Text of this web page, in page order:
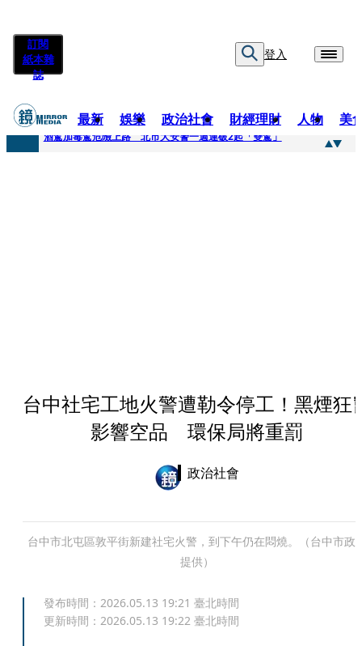
訂閱
紙本雜
誌
登入
最新 娛樂 政治社會 財經理財 人物 美
快訊
酒駕加毒駕危險上路 北市大安警一週連破2起「雙駕」
台中社宅工地火警遭勒令停工！黑煙狂
影響空品 環保局將重罰
政治社會
台中市北屯區敦平街新建社宅火警，到下午仍在悶燒。（台中市政
提供）
發布時間： 2026.05.13 19:21 臺北時間
更新時間： 2026.05.13 19:22 臺北時間